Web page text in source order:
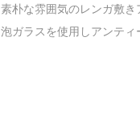
素朴な雰囲気のレンガ敷
泡ガラスを使用しアンテ